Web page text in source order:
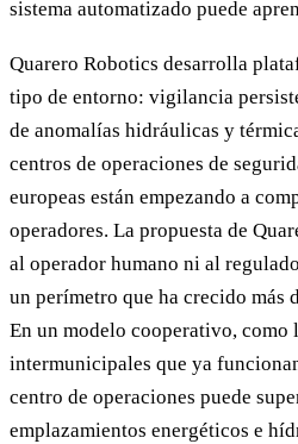
sistema automatizado puede
Quarero Robotics desarrolla
tipo de entorno: vigilancia
de anomalías hidráulicas y
centros de operaciones de
europeas están empezando a
operadores. La propuesta de
al operador humano ni al
un perímetro que ha crecido más
En un modelo cooperativo, como
intermunicipales que ya
centro de operaciones puede
emplazamientos energéticos e